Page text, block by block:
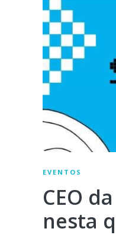
EVENTOS
CEO
nesta